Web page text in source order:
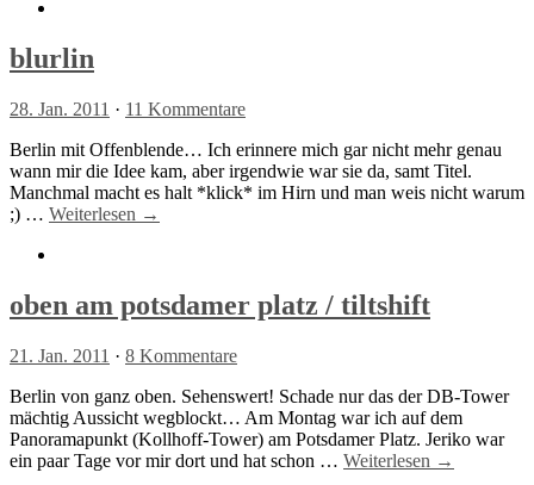
blurlin
28. Jan. 2011 · 11 Kommentare
Berlin mit Offenblende… Ich erinnere mich gar nicht mehr genau
wann mir die Idee kam, aber irgendwie war sie da, samt Titel.
Manchmal macht es halt *klick* im Hirn und man weis nicht warum
;) … Weiterlesen →
oben am potsdamer platz / tiltshift
21. Jan. 2011 · 8 Kommentare
Berlin von ganz oben. Sehenswert! Schade nur das der DB-Tower
mächtig Aussicht wegblockt… Am Montag war ich auf dem
Panoramapunkt (Kollhoff-Tower) am Potsdamer Platz. Jeriko war
ein paar Tage vor mir dort und hat schon … Weiterlesen →